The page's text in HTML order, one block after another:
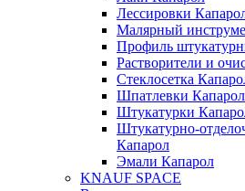
Лессировки
Малярный
Профиль
Растворители и
Cтеклосетка
Шпатлевки Капарол
Штукатурки
Штукатурно-
Капарол
Эмали Капарол
KNAUF SPACE